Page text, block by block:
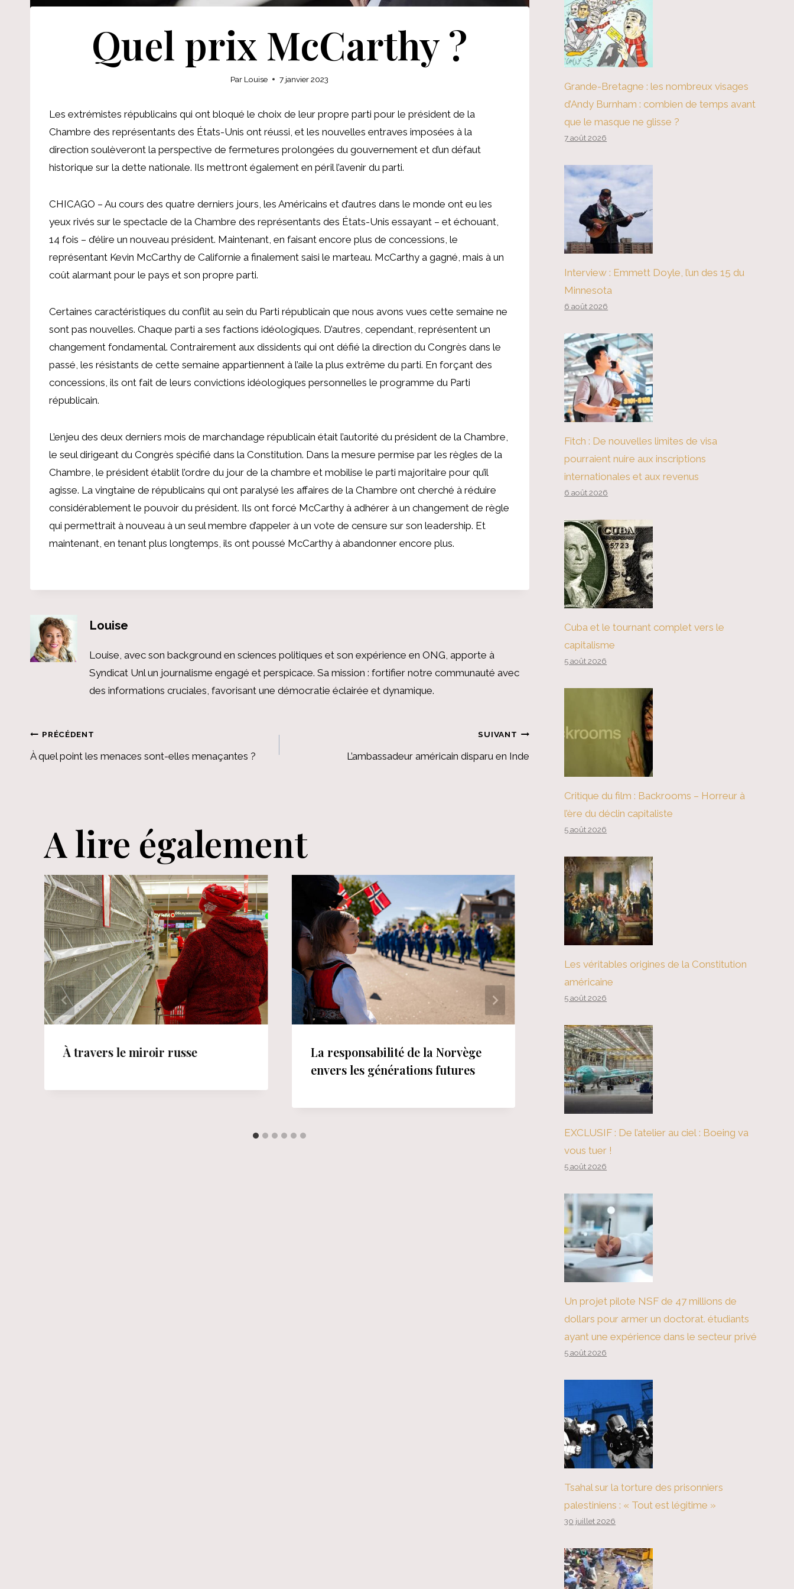
Quel prix McCarthy ?
Par Louise 7 janvier 2023
Les extrémistes républicains qui ont bloqué le choix de leur propre parti pour le président de la
Chambre des représentants des États-Unis ont réussi, et les nouvelles entraves imposées à la
direction soulèveront la perspective de fermetures prolongées du gouvernement et d’un défaut
historique sur la dette nationale. Ils mettront également en péril l’avenir du parti.
CHICAGO – Au cours des quatre derniers jours, les Américains et d’autres dans le monde ont eu les
yeux rivés sur le spectacle de la Chambre des représentants des États-Unis essayant – et échouant,
14 fois – d’élire un nouveau président. Maintenant, en faisant encore plus de concessions, le
représentant Kevin McCarthy de Californie a finalement saisi le marteau. McCarthy a gagné, mais à un
coût alarmant pour le pays et son propre parti.
Certaines caractéristiques du conflit au sein du Parti républicain que nous avons vues cette semaine ne
sont pas nouvelles. Chaque parti a ses factions idéologiques. D’autres, cependant, représentent un
changement fondamental. Contrairement aux dissidents qui ont défié la direction du Congrès dans le
passé, les résistants de cette semaine appartiennent à l’aile la plus extrême du parti. En forçant des
concessions, ils ont fait de leurs convictions idéologiques personnelles le programme du Parti
républicain.
L’enjeu des deux derniers mois de marchandage républicain était l’autorité du président de la Chambre,
le seul dirigeant du Congrès spécifié dans la Constitution. Dans la mesure permise par les règles de la
Chambre, le président établit l’ordre du jour de la chambre et mobilise le parti majoritaire pour qu’il
agisse. La vingtaine de républicains qui ont paralysé les affaires de la Chambre ont cherché à réduire
considérablement le pouvoir du président. Ils ont forcé McCarthy à adhérer à un changement de règle
qui permettrait à nouveau à un seul membre d’appeler à un vote de censure sur son leadership. Et
maintenant, en tenant plus longtemps, ils ont poussé McCarthy à abandonner encore plus.
Louise
Louise, avec son background en sciences politiques et son expérience en ONG, apporte à
Syndicat Unl un journalisme engagé et perspicace. Sa mission : fortifier notre communauté avec
des informations cruciales, favorisant une démocratie éclairée et dynamique.
Navigation
de
PRÉCÉDENT
À quel point les menaces sont-elles menaçantes ?
SUIVANT
L’ambassadeur américain disparu en Inde
A lire également
À travers le miroir russe
La responsabilité de la Norvège
envers les générations futures
Pourquoi les marchés pourraient
bientôt appeler le tarif de
l'Amérique bluff
Grande-Bretagne : les nombreux visages
d’Andy Burnham : combien de temps avant
que le masque ne glisse ?
7 août 2026
Interview : Emmett Doyle, l’un des 15 du
Minnesota
6 août 2026
Fitch : De nouvelles limites de visa
pourraient nuire aux inscriptions
internationales et aux revenus
6 août 2026
Cuba et le tournant complet vers le
capitalisme
5 août 2026
Critique du film : Backrooms – Horreur à
l’ère du déclin capitaliste
5 août 2026
Les véritables origines de la Constitution
américaine
5 août 2026
EXCLUSIF : De l’atelier au ciel : Boeing va
vous tuer !
5 août 2026
Un projet pilote NSF de 47 millions de
dollars pour armer un doctorat. étudiants
ayant une expérience dans le secteur privé
5 août 2026
Tsahal sur la torture des prisonniers
palestiniens : « Tout est légitime »
30 juillet 2026